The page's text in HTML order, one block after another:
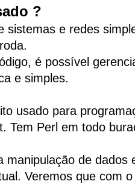
?
sistemas e redes
é possível
e simples.
usado para
Tem Perl em todo
manipulação de dados
Veremos que com